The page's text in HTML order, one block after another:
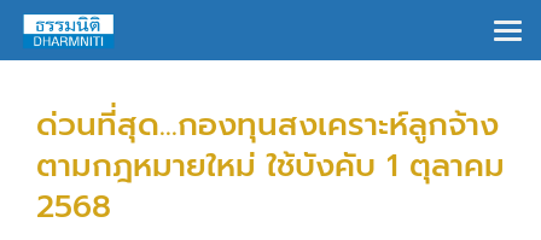
ด่วนที่สุด...กองทุนสงเคราะห์ลูกจ้าง
ตามกฎหมายใหม่ ใช้บังคับ 1 ตุลาคม
2568
×